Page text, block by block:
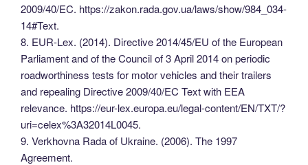
2009/40/EC. https://zakon.rada.gov.ua/laws/show/984_034-
14#Text.
8. EUR-Lex. (2014). Directive 2014/45/EU of the European
Parliament and of the Council of 3 April 2014 on periodic
roadworthiness tests for motor vehicles and their trailers
and repealing Directive 2009/40/EC Text with EEA
relevance. https://eur-lex.europa.eu/legal-content/EN/TXT/?
uri=celex%3A32014L0045.
9. Verkhovna Rada of Ukraine. (2006). The 1997
Agreement.